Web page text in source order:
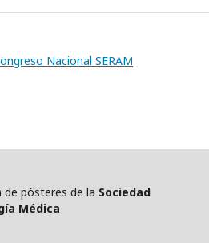
Nacional SERAM
de pósteres de la Sociedad
Médica